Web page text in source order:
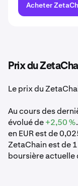
Acheter
Prix du
Le prix du
Au cours des
évolué de+2,50 %
en EUR est de
ZetaChain est de
boursière actuelle